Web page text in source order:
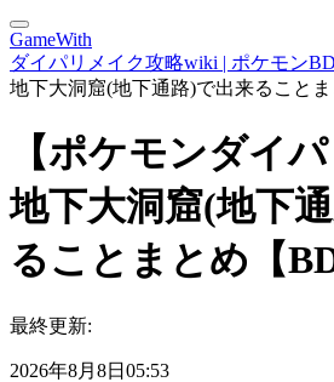
GameWith
ダイパリメイク攻略wiki | ポケモン
地下大洞窟(地下通路)で出来ること
【ポケモンダイ
地下大洞窟(地下
ることまとめ【
最終更新:
2026年8月8日05:53